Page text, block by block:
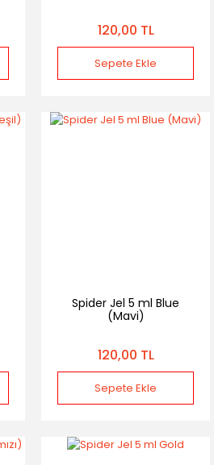
120,00 TL
Sepete Ekle
Spider Jel 5 ml Blue
(Mavi)
120,00 TL
Sepete Ekle